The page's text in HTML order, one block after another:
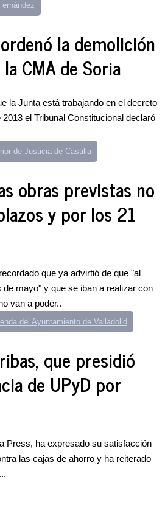
la demolición
CMA de Soria
la Junta está trabajando en el decreto
el Tribunal Constitucional declaró
de Justicia de Castilla
obras previstas no
y por los 21
que ya advirtió de que "al
mayo" y que se iban a realizar con
van a poder..
del Ayuntamiento de Valladolid
que presidió
de UPyD por
Press, ha expresado su satisfacción
las cajas de ahorro y ha reiterado